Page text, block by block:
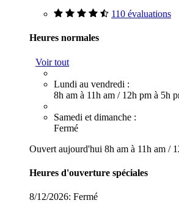
110 évaluations
Heures normales
Voir tout
Lundi au vendredi :
8h am à 11h am / 12h pm à 5h
Samedi et dimanche :
Fermé
Ouvert aujourd'hui 8h am à 11h am /
Heures d'ouverture spéciales
8/12/2026: Fermé